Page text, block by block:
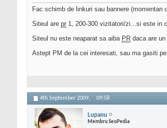
Fac schimb de linkuri sau bannere (momentan
Siteul are pr 1, 200-300 vizitatori/zi...si este in
Siteul nu este neaparat sa aiba PR daca are
Astept PM de la cei interesati, sau ma gasiti
4th September 2009, 09:58
Lupanu
Membru SeoPedia